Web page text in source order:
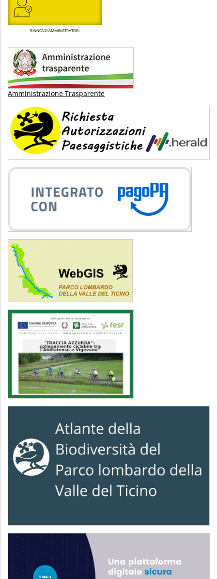
RINNOVO AMMINISTRATORI
Amministrazione Trasparente